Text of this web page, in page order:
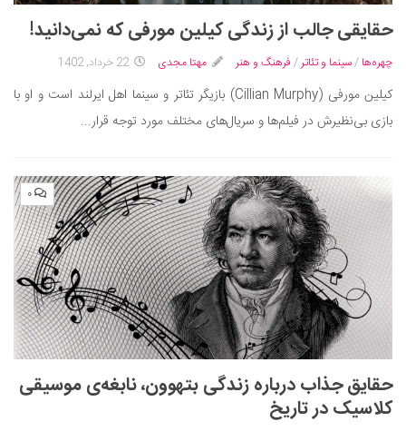
نجوم و هوا فضا
زمین و محیط زیست
خودرو
سرگرمی
طنز
مسابقه
اخبار
حقایقی جالب از زندگی کیلین مورفی که نمی‌‌دانید!
چهره‌ها /سینما و تئاتر / فرهنگ و هنر مهتا مجدی 22 خرداد, 1402
کیلین مورفی (Cillian Murphy) بازیگر تئاتر و سینما اهل ایرلند است و او با
بازی بی‌نظیرش در فیلم‌ها و سریال‌های مختلف مورد توجه قرار...
۰
حقایق جذاب درباره زندگی بتهوون، نابغه‌ی موسیقی
کلاسیک در تاریخ